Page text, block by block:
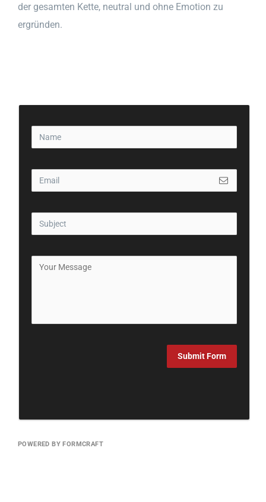
der gesamten Kette, neutral und ohne Emotion zu
ergründen.
Submit Form
POWERED BY FORMCRAFT